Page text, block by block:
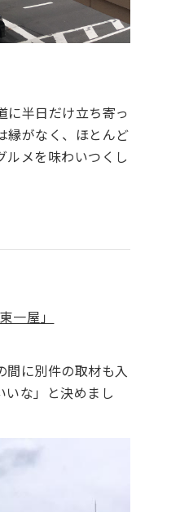
に半日だけ立ち寄っ
縁がなく、ほとんど
ルメを味わいつくし
屋」
間に別件の取材も入
いな」と決めまし